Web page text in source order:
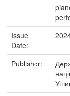
Issue
Date:
Publisher: